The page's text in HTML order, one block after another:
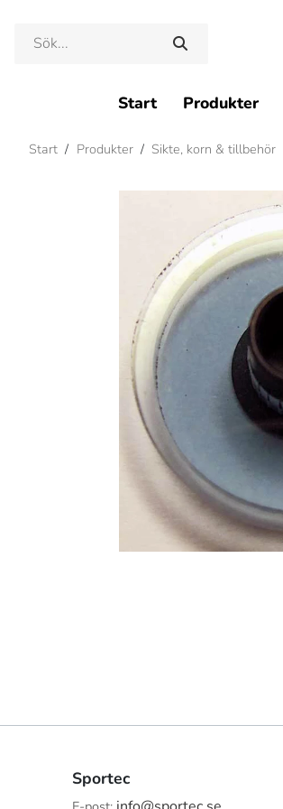
Start Produkter
Start / Produkter / Sikte, korn & tillbehör
Sportec